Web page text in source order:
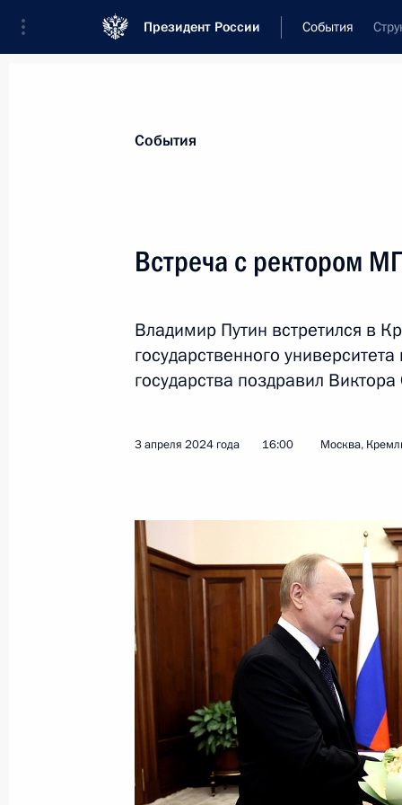
Президент России События
Новости
Послания Федеральному Собранию
Совещания, заседания, рабочие встречи
Речи и обращения
Заседание Совета законодателей
26 апреля 2024 года, 15:00 Санкт-Петербург
24 апреля 2024 года, среда
Совещание по вопросам
24 апреля 2024 года, 15:40 Москва, Кремль
23 апреля 2024 года, вторник
События
Встреча с ректором
Владимир Путин встретился в
государственного
государства поздравил
3 апреля 2024 года 16:00 Москва,